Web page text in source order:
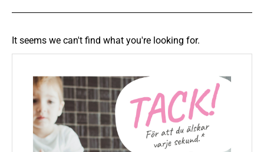
It seems we can't find what you're looking for.